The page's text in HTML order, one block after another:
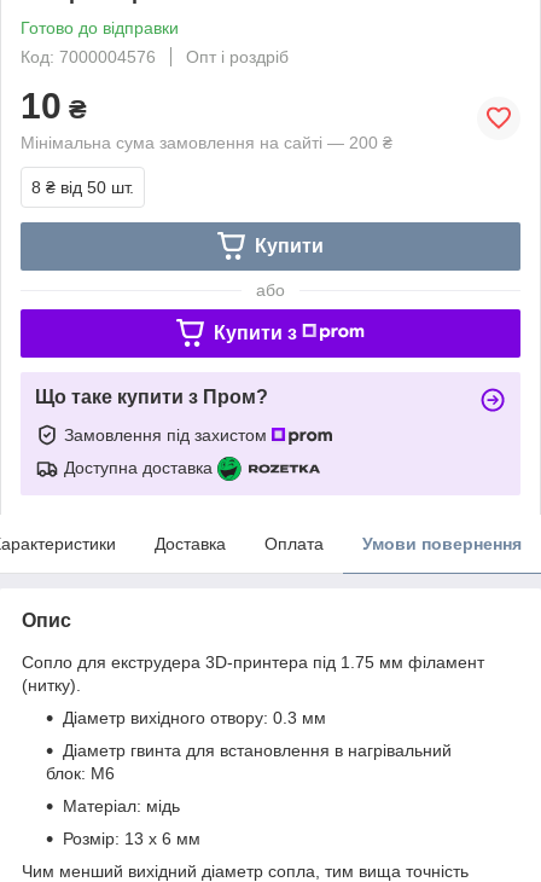
Готово до відправки
Код: 7000004576
Опт і роздріб
10 ₴
Мінімальна сума замовлення на сайті — 200 ₴
8 ₴ від 50 шт.
Купити
або
Купити з
Що таке купити з Пром?
Замовлення під захистом
Доступна доставка
Доставка Оплата Умови повернення
Опис
Сопло для екструдера 3D-принтера під 1.75 мм філамент
(нитку).
Діаметр вихідного отвору: 0.3 мм
Діаметр гвинта для встановлення в нагрівальний
блок: М6
Матеріал: мідь
Розмір: 13 х 6 мм
Чим менший вихідний діаметр сопла, тим вища точність